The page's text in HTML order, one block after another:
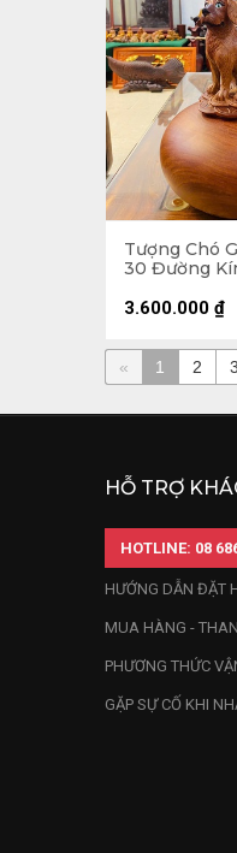
Tượng Chó
30 Đường
3.600.000 ₫
« 1 2 3
HỖ TRỢ
HOTLINE: 08
HƯỚNG DẪN ĐẶT
MUA HÀNG -
PHƯƠNG THỨC
GẶP SỰ CỐ KHI